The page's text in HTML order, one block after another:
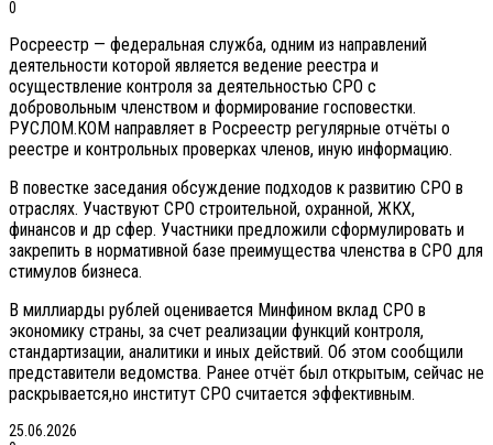
0
Росреестр — федеральная служба, одним из направлений
деятельности которой является ведение реестра и
осуществление контроля за деятельностью СРО с
добровольным членством и формирование госповестки.
РУСЛОМ.КOМ направляет в Росреестр регулярные отчёты о
реестре и контрольных проверках членов, иную информацию.
В повестке заседания обсуждение подходов к развитию СРО в
отраслях. Участвуют СРО строительной, охранной, ЖКХ,
финансов и др сфер. Участники предложили сформулировать и
закрепить в нормативной базе преимущества членства в СРО для
стимулов бизнеса.
В миллиарды рублей оценивается Минфином вклад СРО в
экономику страны, за счет реализации функций контроля,
стандартизации, аналитики и иных действий. Об этом сообщили
представители ведомства. Ранее отчёт был открытым, сейчас не
раскрывается,но институт СРО считается эффективным.
25.06.2026